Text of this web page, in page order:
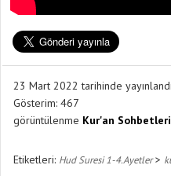
23 Mart 2022 tarihinde
Gösterim: 467
görüntülenme Kur'an Sohbetleri
Etiketleri: Hud Suresi 1-4.Ayetler>